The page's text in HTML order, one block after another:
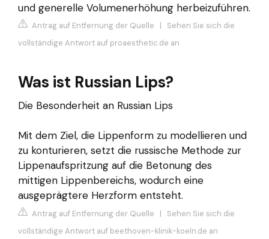
und generelle Volumenerhöhung herbeizuführen.
Antrag auf Entfernung der Quelle | Sehen Sie sich die
vollständige Antwort auf proaesthetic.de an
Was ist Russian Lips?
Die Besonderheit an Russian Lips
Mit dem Ziel, die Lippenform zu modellieren und
zu konturieren, setzt die russische Methode zur
Lippenaufspritzung auf die Betonung des
mittigen Lippenbereichs, wodurch eine
ausgeprägtere Herzform entsteht.
Antrag auf Entfernung der Quelle | Sehen Sie sich die
vollständige Antwort auf beethoven-klinik-koeln.de an